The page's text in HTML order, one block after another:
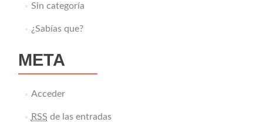
Sin categoría
¿Sabías que?
META
Acceder
RSS de las entradas